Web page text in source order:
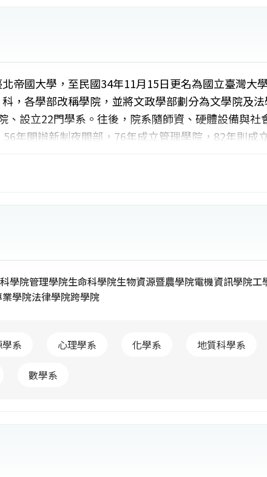
帝國大學，至民國34年11月15日更名為國立臺灣大
，各學部改稱學院，並將文政學部劃分為文學院及
、設立22門學系。往後，院系隨師資、硬體設備與社
年開辦新制夜間部，76年成立管理學院，82年則成
與推廣教育中心併編為進修推廣部，91年農學院易名
學院管理學院生命科學院生物資源暨農學院電機資訊學院工
學院法律學院跨學院
系 心理學系 化學系 地質科學系
數學系